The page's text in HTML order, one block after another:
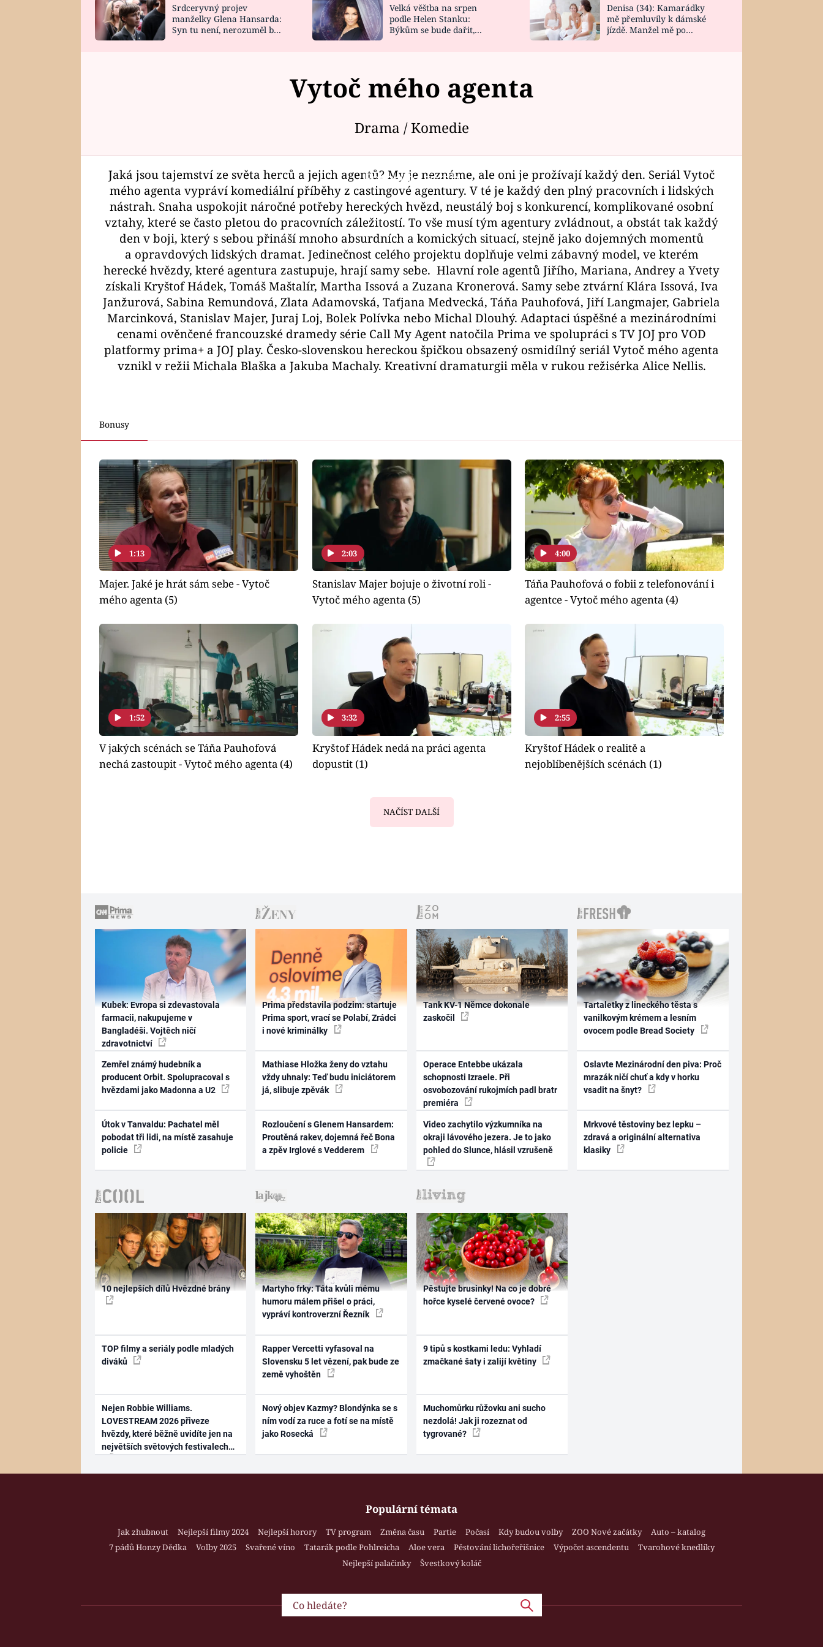
HOROSKOP NA
CELEBRITY
VAŘENÍ
NOVINKY
VIDEORECEPTY
DESIGN
Srdceryvný projev
manželky Glena Hansarda:
Syn tu není, nerozuměl by
Velká věštba na srpen
podle Helen Stanku:
Býkům se bude dařit,
Denisa (34): Kamarádky
mě přemluvily k dámské
jízdě. Manžel mě po
Vytoč mého agenta
Drama / Komedie
Failed to fetch
Jaká jsou tajemství ze světa herců a jejich agentů? My je neznáme, ale oni je prožívají každý den. Seriál Vytoč
mého agenta vypráví komediální příběhy z castingové agentury. V té je každý den plný pracovních i lidských
nástrah. Snaha uspokojit náročné potřeby hereckých hvězd, neustálý boj s konkurencí, komplikované osobní
vztahy, které se často pletou do pracovních záležitostí. To vše musí tým agentury zvládnout, a obstát tak každý
den v boji, který s sebou přináší mnoho absurdních a komických situací, stejně jako dojemných momentů
a opravdových lidských dramat. Jedinečnost celého projektu doplňuje velmi zábavný model, ve kterém
herecké hvězdy, které agentura zastupuje, hrají samy sebe. Hlavní role agentů Jiřího, Mariana, Andrey a Yvety
získali Kryštof Hádek, Tomáš Maštalír, Martha Issová a Zuzana Kronerová. Samy sebe ztvární Klára Issová, Iva
Janžurová, Sabina Remundová, Zlata Adamovská, Taťjana Medvecká, Táňa Pauhofová, Jiří Langmajer, Gabriela
Marcinková, Stanislav Majer, Juraj Loj, Bolek Polívka nebo Michal Dlouhý. Adaptaci úspěšné a mezinárodními
cenami ověnčené francouzské dramedy série Call My Agent natočila Prima ve spolupráci s TV JOJ pro VOD
platformy prima+ a JOJ play. Česko-slovenskou hereckou špičkou obsazený osmidílný seriál Vytoč mého agenta
vznikl v režii Michala Blaška a Jakuba Machaly. Kreativní dramaturgii měla v rukou režisérka Alice Nellis.
Bonusy
1:13
Majer. Jaké je hrát sám sebe - Vytoč
mého agenta (5)
2:03
Stanislav Majer bojuje o životní roli -
Vytoč mého agenta (5)
4:00
Táňa Pauhofová o fobii z telefonování i
agentce - Vytoč mého agenta (4)
1:52
V jakých scénách se Táňa Pauhofová
nechá zastoupit - Vytoč mého agenta (4)
3:32
Kryštof Hádek nedá na práci agenta
dopustit (1)
2:55
Kryštof Hádek o realitě a
nejoblíbenějších scénách (1)
NAČÍST DALŠÍ
Kubek: Evropa si zdevastovala
farmacii, nakupujeme v
Bangladéši. Vojtěch ničí
zdravotnictví
Zemřel známý hudebník a
producent Orbit. Spolupracoval s
hvězdami jako Madonna a U2
Útok v Tanvaldu: Pachatel měl
pobodat tři lidi, na místě zasahuje
policie
Prima představila podzim: startuje
Prima sport, vrací se Polabí, Zrádci
i nové kriminálky
Mathiase Hložka ženy do vztahu
vždy uhnaly: Teď budu iniciátorem
já, slibuje zpěvák
Rozloučení s Glenem Hansardem:
Proutěná rakev, dojemná řeč Bona
a zpěv Irglové s Vedderem
Tank KV-1 Němce dokonale
zaskočil
Operace Entebbe ukázala
schopnosti Izraele. Při
osvobozování rukojmích padl bratr
premiéra
Video zachytilo výzkumníka na
okraji lávového jezera. Je to jako
pohled do Slunce, hlásil vzrušeně
Tartaletky z lineckého těsta s
vanilkovým krémem a lesním
ovocem podle Bread Society
Oslavte Mezinárodní den piva: Proč
mrazák ničí chuť a kdy v horku
vsadit na šnyt?
Mrkvové těstoviny bez lepku –
zdravá a originální alternativa
klasiky
10 nejlepších dílů Hvězdné brány
TOP filmy a seriály podle mladých
diváků
Nejen Robbie Williams.
LOVESTREAM 2026 přiveze
hvězdy, které běžně uvidíte jen na
největších světových festivalech
Martyho frky: Táta kvůli mému
humoru málem přišel o práci,
vypráví kontroverzní Řezník
Rapper Vercetti vyfasoval na
Slovensku 5 let vězení, pak bude ze
země vyhoštěn
Nový objev Kazmy? Blondýnka se s
ním vodí za ruce a fotí se na místě
jako Rosecká
Pěstujte brusinky! Na co je dobré
hořce kyselé červené ovoce?
9 tipů s kostkami ledu: Vyhladí
zmačkané šaty i zalijí květiny
Muchomůrku růžovku ani sucho
nezdolá! Jak ji rozeznat od
tygrované?
Populární témata
Jak zhubnout Nejlepší filmy 2024 Nejlepší horory TV program Změna času Partie Počasí Kdy budou volby ZOO Nové začátky
Auto – katalog
7 pádů Honzy Dědka
Volby 2025 Svařené víno Tatarák podle Pohlreicha Aloe vera Pěstování lichořeřišnice Výpočet ascendentu
Tvarohové knedlíky
Nejlepší palačinky
Švestkový koláč